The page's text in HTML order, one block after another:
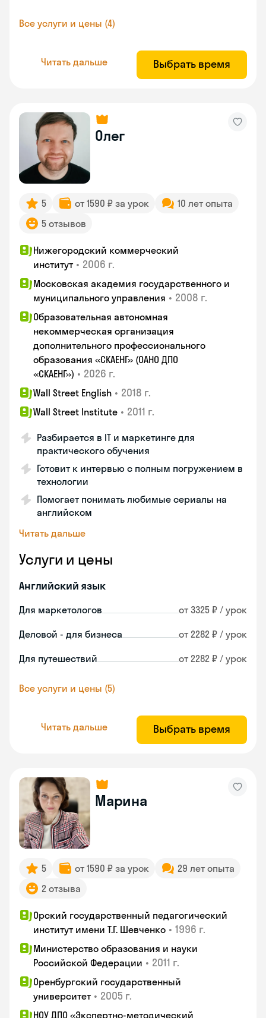
Все услуги и цены (4)
Читать дальше Выбрать время
Олег
5 от 1590 ₽ за урок
10 лет опыта
5 отзывов
Нижегородский коммерческий
институт • 2006 г.
Московская академия государственного и
муниципального управления • 2008 г.
Образовательная автономная
некоммерческая организация
дополнительного профессионального
образования «СКАЕНГ» (ОАНО ДПО
«СКАЕНГ») • 2026 г.
Wall Street English • 2018 г.
Wall Street Institute • 2011 г.
Разбирается в IT и маркетинге для
практического обучения
Готовит к интервью с полным погружением в
технологии
Помогает понимать любимые сериалы на
английском
Читать дальше
Услуги и цены
Английский язык
Для маркетологов от 3325 ₽ / урок
Деловой - для бизнеса от 2282 ₽ / урок
Для путешествий от 2282 ₽ / урок
Все услуги и цены (5)
Читать дальше Выбрать время
Марина
5 от 1590 ₽ за урок
29 лет опыта
2 отзыва
Орский государственный педагогический
институт имени Т.Г. Шевченко • 1996 г.
Министерство образования и науки
Российской Федерации • 2011 г.
Оренбургский государственный
университет • 2005 г.
НОУ ДПО «Экспертно-методический